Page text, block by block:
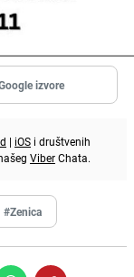
izvore
| iOS i društvenih
ViberChata.
#Zenica